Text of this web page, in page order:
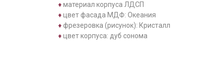
♦материал корпуса ЛДСП
♦цвет фасада МДФ: Океания
♦фрезеровка (рисунок): Кристалл
♦цвет корпуса: дуб сонома